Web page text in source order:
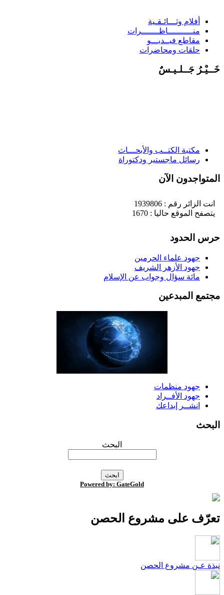
أفلام وثـــائـقـية
منــــــــــاظـــــــرات
مقاطع فيــديـــو
حلقات ومحاضرات
جَــلـيـسٌ
مكتبة الكتــب والأبحـــاث
رسائل ماجستير ودكتوراة
الآن
انت الزائر رقم : 1939806
يتصفح الموقع حاليا : 1670
الحدود
جهود علماء الحرمين
جهود الأزهر الشريف
مائة سؤال وجواب عن الإسلام
المبدعين
جهود منظمات
جهود الأفــراد
انشــر إبداعك
البحث
Powered by: GateGold
على مشروع الحصن
عـن مشروع الحصن